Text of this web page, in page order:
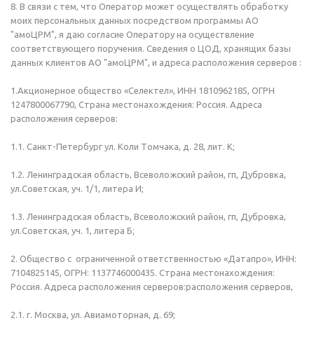
8. В связи с тем, что Оператор может осуществлять обработку
моих персональных данных посредством программы АО
"амоЦРМ", я даю согласие Оператору на осуществление
соответствующего поручения. Сведения о ЦОД, хранящих базы
данных клиентов АО "амоЦРМ", и адреса расположения серверов :
1.Акционерное общество «Селектел», ИНН 1810962185, ОГРН
1247800067790, Страна местонахождения: Россия. Адреса
расположения серверов:
1.1. Санкт-Петербург ул. Коли Tомчака, д. 28, лит. К;
1.2. Ленинградская область, Всеволожский район, гп, Дубровка,
ул.Советская, уч. 1/1, литера И;
1.3. Ленинградская область, Всеволожский район, гп, Дубровка,
ул.Советская, уч. 1, литера Б;
2. Общество с ограниченной ответственностью «Датапро», ИНН:
7104825145, ОГРН: 1137746000435. Страна местонахождения:
Россия. Адреса расположения серверов:расположения серверов,
2.1. г. Москва, ул. Авиамоторная, д. 69;